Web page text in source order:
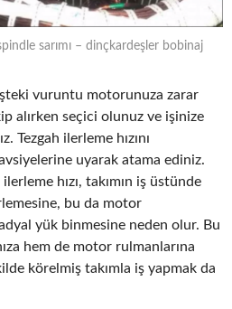
sarımı – dinçkardeşler bobinaj
vuruntu motorunuza zarar
alırken seçici olunuz ve işinize
Tezgah ilerleme hızını
uyarak atama ediniz.
hızı, takımın iş üstünde
bu da motor
yük binmesine neden olur. Bu
hem de motor rulmanlarına
körelmiş takımla iş yapmak da